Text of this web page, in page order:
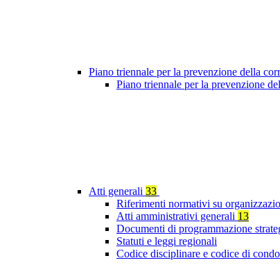
Piano triennale per la prevenzione della
Piano triennale per la prevenzione
Atti generali 33
Riferimenti normativi su
Atti amministrativi generali 13
Documenti di programmazione
Statuti e leggi regionali
Codice disciplinare e codice di